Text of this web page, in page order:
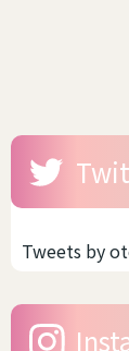
Tweets by